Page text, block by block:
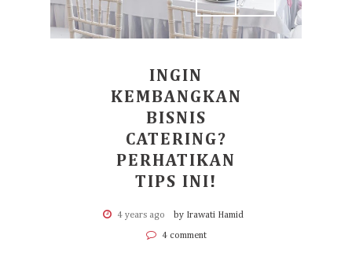
INGIN
KEMBANGKAN
BISNIS
CATERING?
PERHATIKAN
TIPS INI!
4 years ago by Irawati Hamid
4 comment